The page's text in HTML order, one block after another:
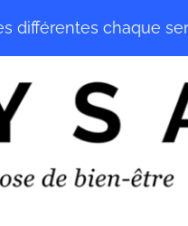
différentes chaque